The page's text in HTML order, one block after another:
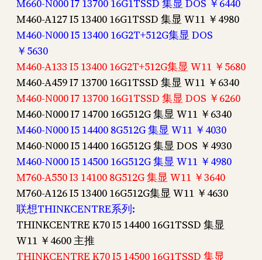
M660-N000 I7 13700 16G1TSSD 集显 DOS ￥6440
M460-A127 I5 13400 16G1TSSD 集显 W11 ￥4980
M460-N000 I5 13400 16G2T+512G集显 DOS
￥5630
M460-A133 I5 13400 16G2T+512G集显 W11 ￥5680
M460-A459 I7 13700 16G1TSSD 集显 W11 ￥6340
M460-N000 I7 13700 16G1TSSD 集显 DOS ￥6260
M460-N000 I7 14700 16G512G 集显 W11 ￥6340
M460-N000 I5 14400 8G512G 集显 W11 ￥4030
M460-N000 I5 14400 16G512G 集显 DOS ￥4930
M460-N000 I5 14500 16G512G 集显 W11 ￥4980
M760-A550 I3 14100 8G512G 集显 W11 ￥3640
M760-A126 I5 13400 16G512G集显 W11 ￥4630
联想THINKCENTRE系列:
THINKCENTRE K70 I5 14400 16G1TSSD 集显
W11 ￥4600 主推
THINKCENTRE K70 I5 14500 16G1TSSD 集显